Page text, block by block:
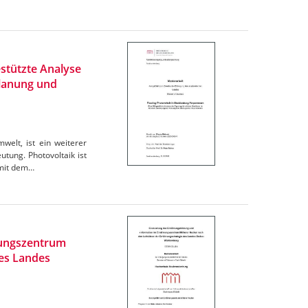
Analyse
und
ist ein weiterer
Photovoltaik ist
dem…
Landes